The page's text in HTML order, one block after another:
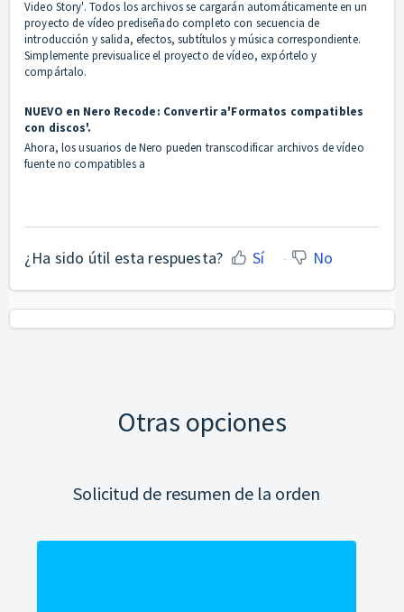
Video Story'. Todos los archivos se cargarán automáticamente en un
proyecto de vídeo prediseñado completo con secuencia de
introducción y salida, efectos, subtítulos y música correspondiente.
Simplemente previsualice el proyecto de vídeo, expórtelo y
compártalo.
NUEVO en Nero Recode: Convertir a'Formatos compatibles
con discos'.
Ahora, los usuarios de Nero pueden transcodificar archivos de vídeo
fuente no compatibles a
¿Ha sido útil esta respuesta? Sí No
Otras opciones
Solicitud de resumen de la orden